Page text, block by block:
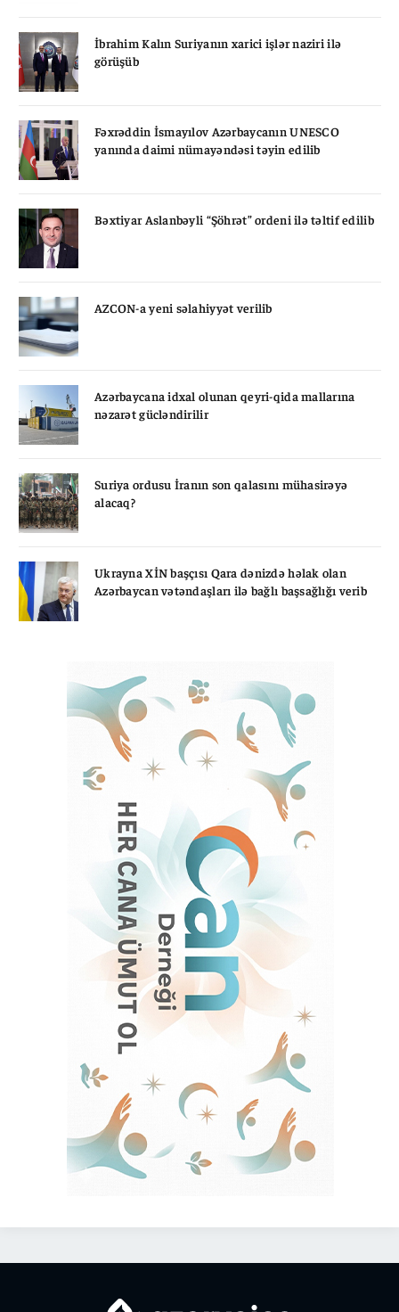
İbrahim Kalın Suriyanın xarici işlər naziri ilə
görüşüb
Fəxrəddin İsmayılov Azərbaycanın UNESCO
yanında daimi nümayəndəsi təyin edilib
Bəxtiyar Aslanbəyli “Şöhrət” ordeni ilə təltif edilib
AZCON-a yeni səlahiyyət verilib
Azərbaycana idxal olunan qeyri-qida mallarına
nəzarət gücləndirilir
Suriya ordusu İranın son qalasını mühasirəyə
alacaq?
Ukrayna XİN başçısı Qara dənizdə həlak olan
Azərbaycan vətəndaşları ilə bağlı başsağlığı verib